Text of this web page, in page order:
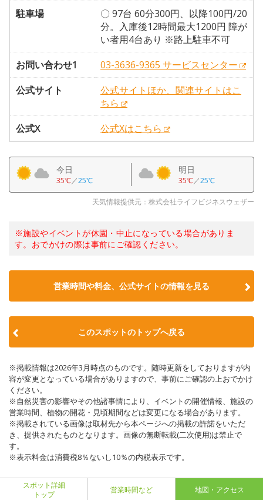
駐車場
〇 97台 60分300円、以降100円/20
分。入庫後12時間最大1200円 障が
い者用4台あり ※路上駐車不可
お問い合わせ1
03-3636-9365 サービスセンター
公式サイト
公式サイトほか、関連サイトはこ
ちら
公式X
公式Xはこちら
今日
35℃／25℃
明日
35℃／25℃
天気情報提供元：株式会社ライフビジネスウェザー
※施設やイベントが休園・中止になっている場合がありま
す。おでかけの際は事前にご確認ください。
営業時間や料金、公式サイトの情報を見る
このスポットのトップへ戻る
※掲載情報は2026年3月時点のものです。随時更新をしておりますが内
容が変更となっている場合がありますので、事前にご確認の上おでかけ
ください。
※自然災害の影響やその他諸事情により、イベントの開催情報、施設の
営業時間、植物の開花・見頃期間などは変更になる場合があります。
※掲載されている画像は取材先から本ページへの掲載の許諾をいただ
き、提供されたものとなります。画像の無断転載(二次使用)は禁止で
す。
※表示料金は消費税8％ないし10％の内税表示です。
スポット詳細
トップ
営業時間など 地図・アクセス